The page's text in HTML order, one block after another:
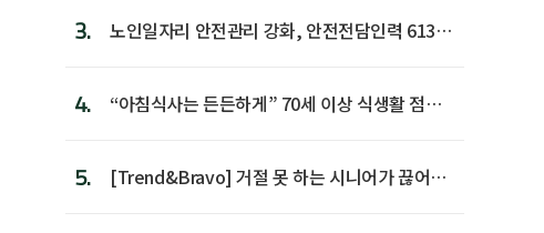
3.
노인일자리 안전관리 강화, 안전전담인력 613명
4.
“아침식사는 든든하게” 70세 이상 식생활 점수
5.
[Trend&Bravo] 거절 못 하는 시니어가 끊어야